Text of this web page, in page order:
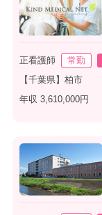
正看護師 常勤
【千葉県】柏市
年収 3,610,000円